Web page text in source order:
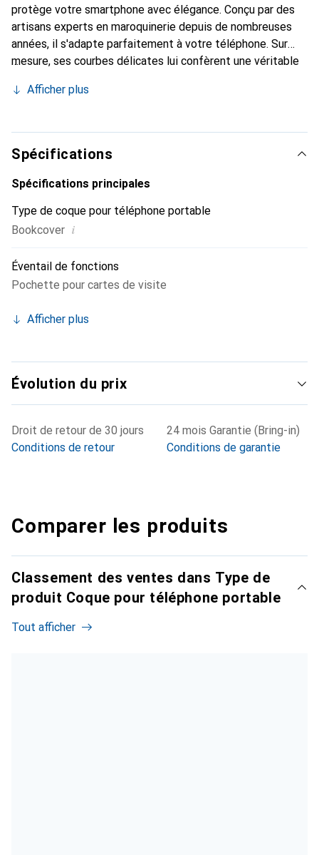
protège votre smartphone avec élégance. Conçu par des
artisans experts en maroquinerie depuis de nombreuses
années, il s'adapte parfaitement à votre téléphone. Sur
mesure, ses courbes délicates lui confèrent une véritable
de votre smartphone. Reconnaître internationalement pour
choix sûr pour une clientèle exigeante.
Afficher plus
Spécifications
Spécifications principales
Type de coque pour téléphone portable
Bookcover i
Éventail de fonctions
Pochette pour cartes de visite
Afficher plus
Évolution du prix
Droit de retour de 30 jours
Conditions de retour
24 mois Garantie (Bring-in)
Conditions de garantie
Comparer les produits
Classement des ventes dans Type de
produit Coque pour téléphone portable
Tout afficher